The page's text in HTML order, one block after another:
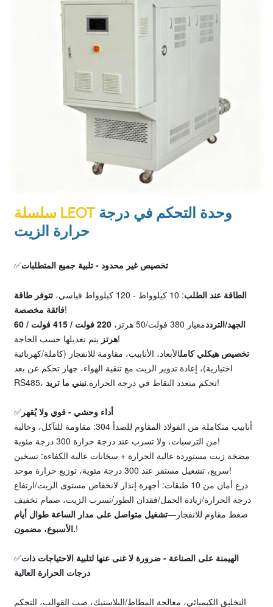
سلسلة LEOT وحدة التحكم في درجة
حرارة الزيت
✅تخصيص غير محدود - تلبية جميع المتطلبات
الطاقة عند الطلب: 10 كيلوواط - 120 كيلوواط قياسي،
تتوفر طاقة
فائقة مخصصة!
الجهد/الترددمعيار 380 فولت/50 هرتز،
220 فولت / 415 فولت / 60
هرتزيتم تعديلها حسب الحاجة!
تخصيص هيكلي كاملالأبعاد، الأنابيب، مقاومة للانفجار (كاملة/كهربائية
اختيارية)، إعادة تدوير الزيت مع تنقية الهواء، جهاز تحكم عن بعد
RS485، تحكم متعدد النقاط في درجة الحرارة.نبني ما تريد !
✅ أداء وحشي - قوي ولا يُقهر
أنابيب متكاملة من الفولاذ المقاوم للصدأ 304: مقاومة للتآكل، وخالية
من الترسبات، ولا تسرب عند درجة حرارة 300 درجة مئوية!
مضخة زيت مستوردة عالية الحرارة + سخانات عالية الكفاءة: تسخين
سريع، تشغيل مستقر عند 300 درجة مئوية، توزيع حرارة موحد!
درع أمان من 10 طبقات: أجهزة إنذار لانخفاض مستوى الزيت/ارتفاع
درجة الحرارة/زيادة الحمل/فقدان الطور/تسرب الزيت، صمام تخفيف
ضغط مقاوم للانفجار—تشغيل متواصل على مدار الساعة طوال أيام
الأسبوع، مضمون.!
✅الهيمنة على الصناعة - ضرورة لا غنى عنها لتلبية الاحتياجات ذات
درجات الحرارة العالية
التخليق الكيميائي، معالجة المطاط/البلاستيك، صب القوالب، التحكم